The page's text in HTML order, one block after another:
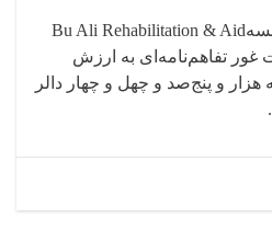
Bu Ali Rehabilitation & Aid
غور تفاهم‌نامه‌ای به ارزش
نه هزار و پنج‌صد و چهل و چهار دالر